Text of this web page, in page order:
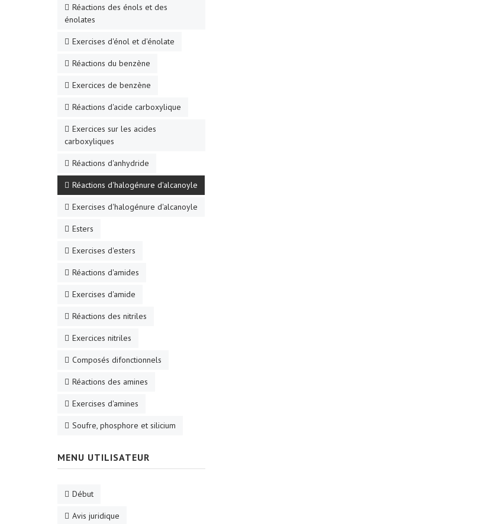
Réactions des énols et des
énolates
Exercises d'énol et d'énolate
Réactions du benzène
Exercices de benzène
Réactions d'acide carboxylique
Exercices sur les acides
carboxyliques
Réactions d'anhydride
Réactions d'halogénure d'alcanoyle
Exercises d'halogénure d'alcanoyle
Esters
Exercises d'esters
Réactions d'amides
Exercises d'amide
Réactions des nitriles
Exercices nitriles
Composés difonctionnels
Réactions des amines
Exercises d'amines
Soufre, phosphore et silicium
MENU UTILISATEUR
Début
Avis juridique